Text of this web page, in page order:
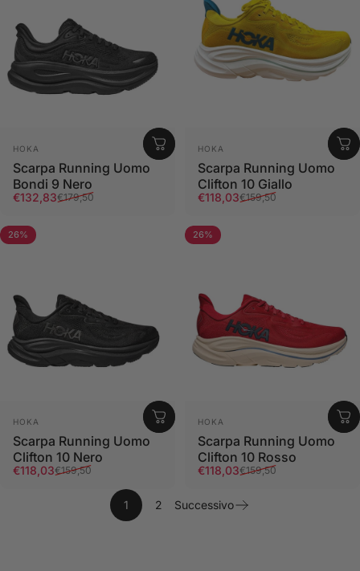
Fornitore:
HOKA
Scarpa Running Uomo
Bondi 9 Nero
Prezzo scontato
€132,83
Prezzo di listino
€179,50
Fornitore:
HOKA
Scarpa Running Uomo
Clifton 10 Giallo
Prezzo scontato
€118,03
Prezzo di listino
€159,50
26%
Fornitore:
HOKA
Scarpa Running Uomo
Clifton 10 Nero
Prezzo scontato
€118,03
Prezzo di listino
€159,50
26%
Fornitore:
HOKA
Scarpa Running Uomo
Clifton 10 Rosso
Prezzo scontato
€118,03
Prezzo di listino
€159,50
1 2 Successivo